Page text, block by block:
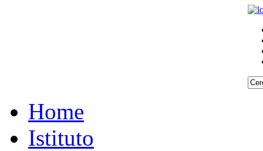
Home
Istituto